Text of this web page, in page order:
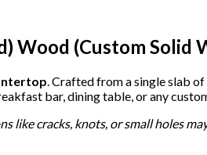
Wood (Custom Solid
. Crafted from a single slab
bar, dining table, or any
like cracks, knots, or small holes